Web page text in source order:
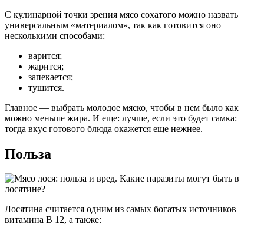
С кулинарной точки зрения мясо сохатого можно назвать
универсальным «материалом», так как готовится оно
несколькими способами:
варится;
жарится;
запекается;
тушится.
Главное — выбрать молодое мяско, чтобы в нем было как
можно меньше жира. И еще: лучше, если это будет самка:
тогда вкус готового блюда окажется еще нежнее.
Польза
Лосятина считается одним из самых богатых источников
витамина В 12, а также: